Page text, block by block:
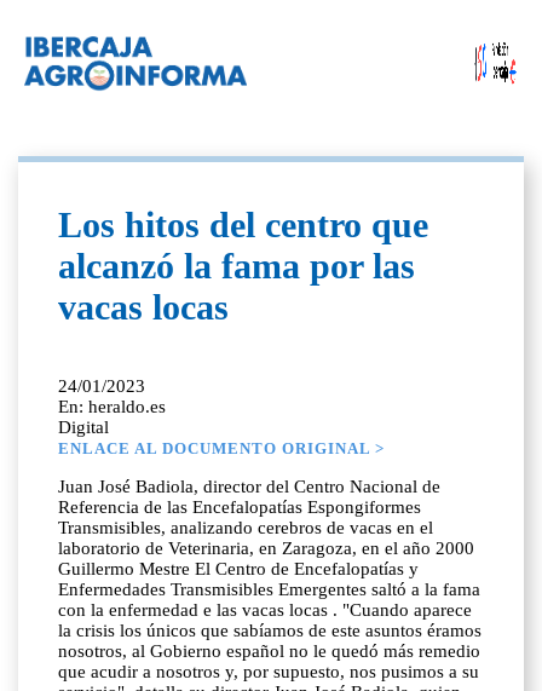
Los hitos del centro que
alcanzó la fama por las
vacas locas
24/01/2023
En: heraldo.es
Digital
ENLACE AL DOCUMENTO ORIGINAL >
Juan José Badiola, director del Centro Nacional de
Referencia de las Encefalopatías Espongiformes
Transmisibles, analizando cerebros de vacas en el
laboratorio de Veterinaria, en Zaragoza, en el año 2000
Guillermo Mestre El Centro de Encefalopatías y
Enfermedades Transmisibles Emergentes saltó a la fama
con la enfermedad e las vacas locas . "Cuando aparece
la crisis los únicos que sabíamos de este asuntos éramos
nosotros, al Gobierno español no le quedó más remedio
que acudir a nosotros y, por supuesto, nos pusimos a su